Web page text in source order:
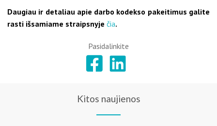
Daugiau ir detaliau apie darbo kodekso pakeitimus galite
rasti išsamiame straipsnyje čia.
Pasidalinkite
Kitos naujienos